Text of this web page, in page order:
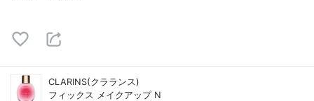
CLARINS(クラランス)
フィックス メイクアップ N